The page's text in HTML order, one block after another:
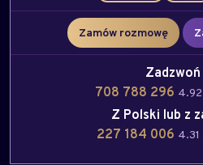
Zamów rozmowę
Zadzwoń
708 788 296
Z Polski lub z
227 184 006 4.31